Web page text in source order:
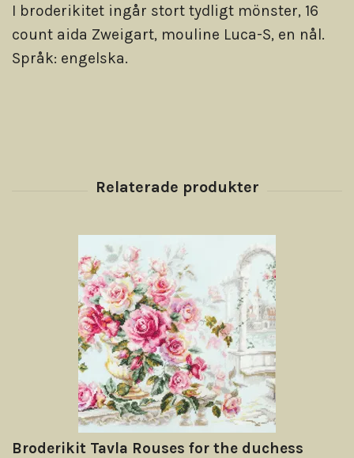
I broderikitet ingår stort tydligt mönster, 16
count aida Zweigart, mouline Luca-S, en nål.
Språk: engelska.
Broderikit Tavla Rouses for the duchess